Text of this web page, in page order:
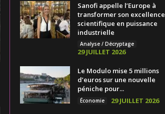
Sanofi appelle l’Europe à
transformer son excellence
scientifique en puissance
industrielle
Analyse / Décryptage
29 JUILLET 2026
Le Modulo mise 5 millions
d’euros sur une nouvelle
péniche pour...
Économie 29 JUILLET 2026